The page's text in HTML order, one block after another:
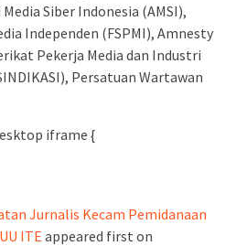
Siber Indonesia (AMSI),
Independen (FSPMI), Amnesty
Pekerja Media dan Industri
Persatuan Wartawan
iframe {
Jurnalis Kecam Pemidanaan
ITE appeared first on